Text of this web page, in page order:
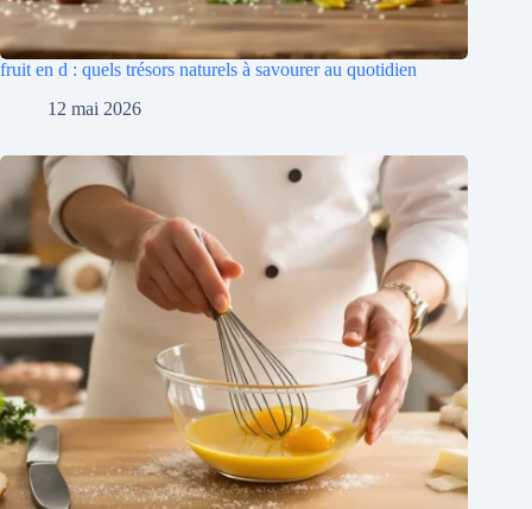
fruit en d : quels trésors naturels à savourer au quotidien
12 mai 2026